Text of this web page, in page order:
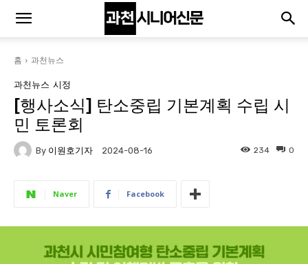
홈 과천뉴스
과천뉴스 시정
[행사소식] 탄소중립 기본계획 수립 시
민 토론회
By 이원호기자 2024-08-16 0
234
Naver Facebook